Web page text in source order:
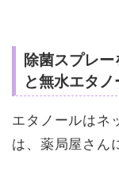
除菌スプレ
と無水エタノ
エタノールはネ
は、薬局屋さん